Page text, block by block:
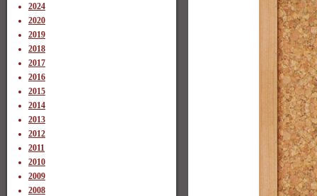
2024
2020
2019
2018
2017
2016
2015
2014
2013
2012
2011
2010
2009
2008